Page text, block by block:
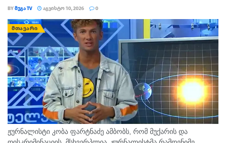
BYᲛᲔᲒᲐ TV ᲐᲒᲕᲘᲡᲢᲝ 10, 2026 0
ᲛᲗᲐᲕᲐᲠᲘ
ჟურნალისტი კობა ფარტნაძე ამბობს, რომ მუქარის და